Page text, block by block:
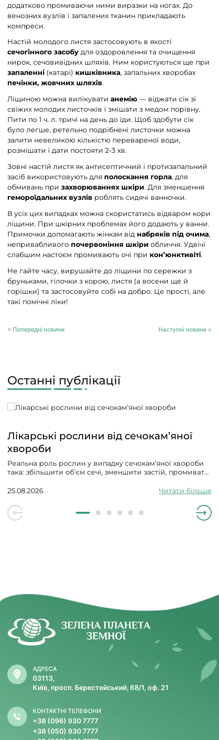
додатково промиваючи ними виразки на ногах. До
венозних вузлів і запалених тканин прикладають
компреси.
Настій молодого листя застосовують в якості
сечогінного засобу для оздоровлення та очищення
нирок, сечовивідних шляхів. Ним користуються ще при
запаленні (катарі) кишківника, запальних хворобах
печінки, жовчних шляхів.
Ліщиною можна вилікувати анемію — віджати сік зі
свіжих молодих листочків і змішати з медом порівну.
Пити по 1 ч. л. тричі на день до їди. Щоб здобути сік
було легше, ретельно подрібнені листочки можна
залити невеликою кількістю перевареної води,
розмішати і дати постояти 2-3 хв.
Зовні настій листя як антисептичний і протизапальний
засіб використовують для полоскання горла, для
обмивань при захворюваннях шкіри. Для зменшення
гемороїдальних вузлів роблять сидячі ванночки.
В усіх цих випадках можна скористатись відваром кори
ліщини. При шкірних проблемах його додають у ванни.
Примочки допомагають жінкам від набряків під очима,
непривабливого почервоніння шкіри обличчя. Удвічі
слабшим настоєм промивають очі при кон’юнктивіті.
Не гайте часу, вирушайте до ліщини по сережки з
бруньками, гілочки з корою, листя (а восени ще й
горішки) та застосовуйте собі на добро. Це прості, але
такі помічні ліки!
< Попередні новини Наступні новини >
Останні публікації
Лікарські рослини від сечокам’яної
хвороби
Реальна роль рослин у випадку сечокам’яної хвороби
така: збільшити об’єм сечі, зменшити застій, промивати
слизову, зменшити запалення, спазм та інфікування.
на сольовий обмін і не давати новому піску збиратися в
камінці.
25.08.2026 Читати більше
АДРЕСА
03113,
Київ, просп. Берестейський, 68/1, оф. 21
КОНТАКТНІ ТЕЛЕФОНИ
+38 (096) 930 7777
+38 (050) 930 7777